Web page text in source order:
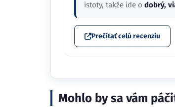
istoty, takže ide o dobrý,
Prečítať celú recenziu
Mohlo by sa vám